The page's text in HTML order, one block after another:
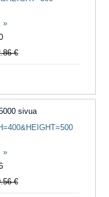
»
€
sivua
»
€